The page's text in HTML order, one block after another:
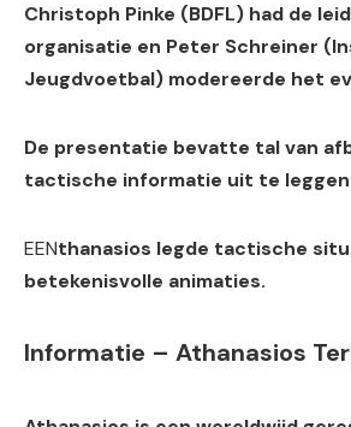
Christoph Pinke (BDFL) had de
organisatie en Peter Schreiner
Jeugdvoetbal) modereerde het
De presentatie bevatte tal van
tactische informatie uit te
EENthanasios legde tactische
betekenisvolle animaties.
Informatie – Athanasios